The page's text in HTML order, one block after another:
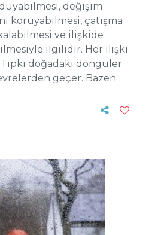
değişim
koruyabilmesi, çatışma
ve ilişkide
ilgilidir. Her ilişki
doğadaki döngüler
geçer. Bazen